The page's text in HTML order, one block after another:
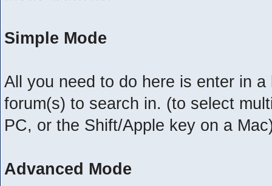
Simple Mode
All you need to do here is enter in
forum(s) to search in. (to select
PC, or the Shift/Apple key on a
Advanced Mode